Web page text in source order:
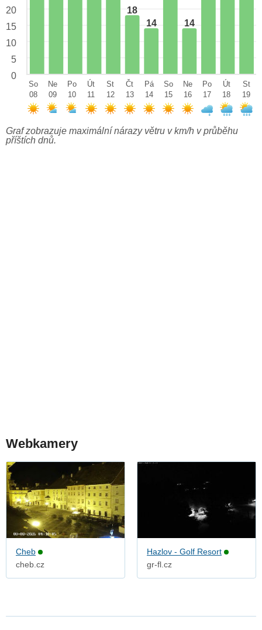
18
14
14
20
15
10
5
0
So
08
Ne
09
Po
10
Út
11
St
12
Čt
13
Pá
14
So
15
Ne
16
Po
17
Út
18
St
19
Graf zobrazuje maximální nárazy větru v km/h v průběhu
příštích dnů.
Webkamery
Cheb
cheb.cz
Hazlov - Golf Resort
gr-fl.cz